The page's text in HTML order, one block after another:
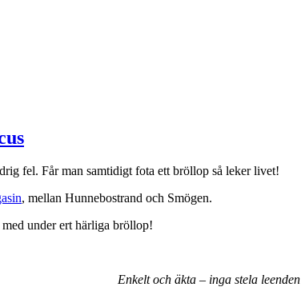
fel. Får man samtidigt fota ett bröllop så leker livet!
, mellan Hunnebostrand och Smögen.
under ert härliga bröllop!
Enkelt och äkta – inga stela leenden